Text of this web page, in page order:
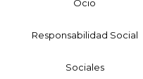
Ocio
Responsabilidad Social
Sociales